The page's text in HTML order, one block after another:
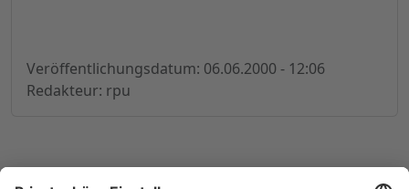
Veröffentlichungsdatum: 06.06.2000 - 12:06
Redakteur: rpu